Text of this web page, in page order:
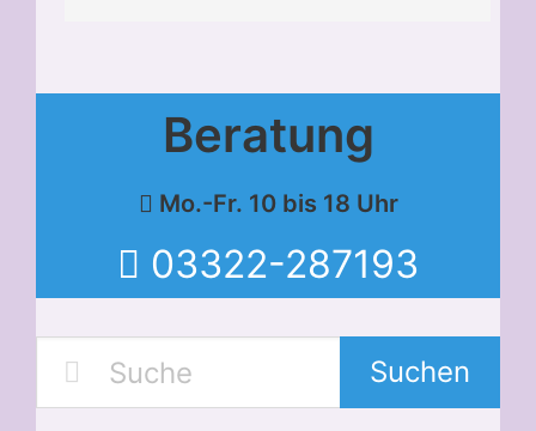
Beratung
Mo.-Fr. 10 bis 18 Uhr
03322-287193
Suchen